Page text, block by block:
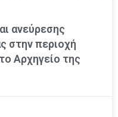
ανεύρεσης
στην περιοχή
Αρχηγείο της